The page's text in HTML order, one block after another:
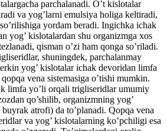
parchalanadi. O’t kislotalar
va yog’larni emulsiya holiga keltiradi,
yordam beradi. Ingichka ichak
yog’ kislotalardan shu organizmga xos
qisman o’zi ham qonga so’riladi.
shuningdek, parchalanmay
yog’ kislotalar ichak devoridan limfa
vena sistemasiga o’tishi mumkin.
limfa yo’li orqali trigliseridlar umumiy
qo’shilib, organizmning yog’
atrofi) da to’planadi. Qopqa vena
va yog’ kislotalarning ko’pchiligi esa